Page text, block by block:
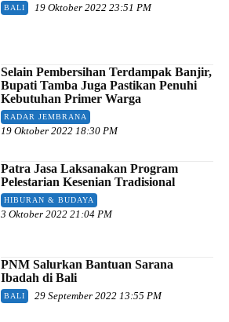
BALI 19 Oktober 2022 23:51 PM
Selain Pembersihan Terdampak Banjir,
Bupati Tamba Juga Pastikan Penuhi
Kebutuhan Primer Warga
RADAR JEMBRANA
19 Oktober 2022 18:30 PM
Patra Jasa Laksanakan Program
Pelestarian Kesenian Tradisional
HIBURAN & BUDAYA
3 Oktober 2022 21:04 PM
PNM Salurkan Bantuan Sarana
Ibadah di Bali
BALI 29 September 2022 13:55 PM